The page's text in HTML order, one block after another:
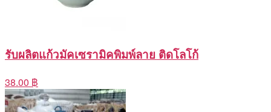
รับผลิตแก้วมัคเซรามิคพิมพ์ลาย ติดโลโก้
38.00 ฿